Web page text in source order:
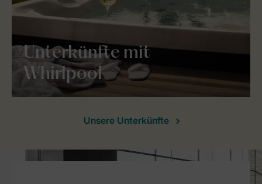
Unterkünfte mit
Whirlpool
Unsere Unterkünfte